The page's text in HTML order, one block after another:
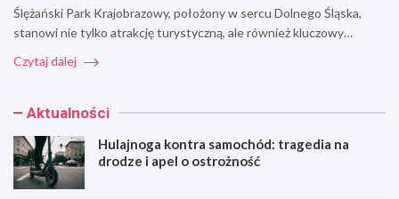
Ślężański Park Krajobrazowy, położony w sercu Dolnego Śląska,
stanowi nie tylko atrakcję turystyczną, ale również kluczowy…
Czytaj dalej
Aktualności
Hulajnoga kontra samochód: tragedia na
drodze i apel o ostrożność